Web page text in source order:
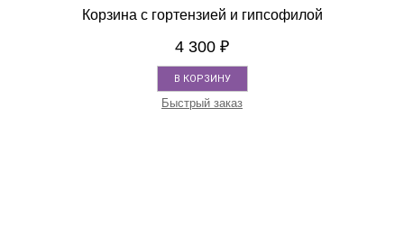
Корзина с гортензией и гипсофилой
4 300 ₽
В КОРЗИНУ
Быстрый заказ